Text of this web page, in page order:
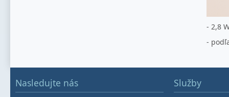
- 2,8
-
Nasledujte nás Služby